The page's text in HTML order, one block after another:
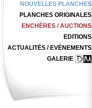
NOUVELLES PLANCHES
PLANCHES ORIGINALES
ENCHÈRES / AUCTIONS
EDITIONS
ACTUALITÉS / EVÉNEMENTS
GALERIE